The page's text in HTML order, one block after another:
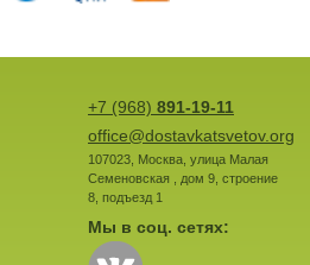
+7 (968) 891-19-11
office@dostavkatsvetov.org
107023, Москва, улица Малая
Семеновская , дом 9, строение
8, подъезд 1
Мы в соц. сетях: